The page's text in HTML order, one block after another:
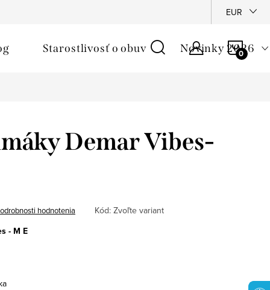
Ochrana osobných
EUR
Starostlivosť o obuv Novinky 2026
Demar Vibes-
hodnotenia Kód: Zvoľte variant
- M E